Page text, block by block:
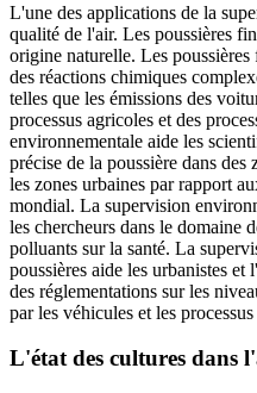
L'une des applications de la
qualité de l'air. Les poussières
origine naturelle. Les poussières
des réactions chimiques
telles que les émissions des
processus agricoles et des
environnementale aide les
précise de la poussière dans
les zones urbaines par rapport
mondial. La supervision
les chercheurs dans le domaine
polluants sur la santé. La
poussières aide les urbanistes
des réglementations sur les
par les véhicules et les
L'état des cultures dans